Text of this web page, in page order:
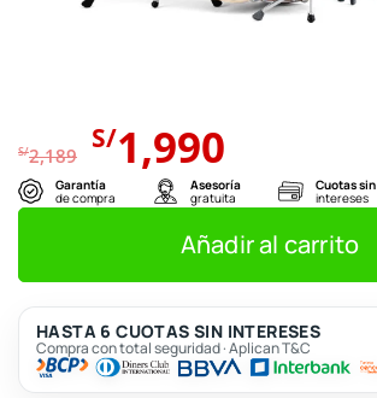
S/2,189 El
precio
original
era:
S/2,189.
S/1,990precio
actual
es:
S/1,990.
Garantía
de compra
Asesoría
gratuita
Cuotas sin
intereses
Añadir al carrito
HASTA 6 CUOTAS SIN INTERESES
Compra con total seguridad · Aplican T&C